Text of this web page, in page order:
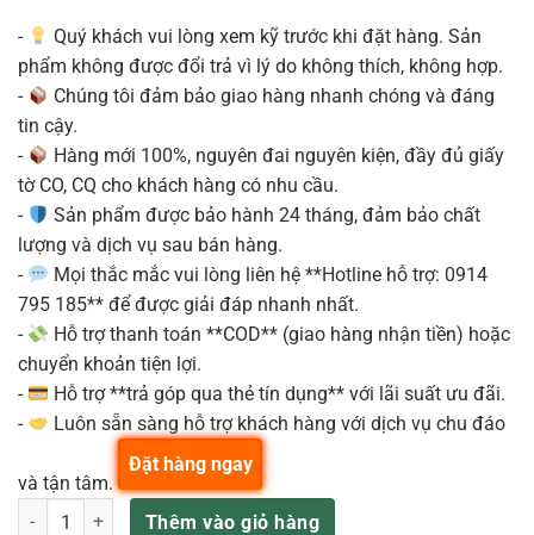
-
Quý khách vui lòng xem kỹ trước khi đặt hàng. Sản
phẩm không được đổi trả vì lý do không thích, không hợp.
-
Chúng tôi đảm bảo giao hàng nhanh chóng và đáng
tin cậy.
-
Hàng mới 100%, nguyên đai nguyên kiện, đầy đủ giấy
tờ CO, CQ cho khách hàng có nhu cầu.
-
Sản phẩm được bảo hành 24 tháng, đảm bảo chất
lượng và dịch vụ sau bán hàng.
-
Mọi thắc mắc vui lòng liên hệ **Hotline hỗ trợ: 0914
795 185** để được giải đáp nhanh nhất.
-
Hỗ trợ thanh toán **COD** (giao hàng nhận tiền) hoặc
chuyển khoản tiện lợi.
-
Hỗ trợ **trả góp qua thẻ tín dụng** với lãi suất ưu đãi.
-
Luôn sẵn sàng hỗ trợ khách hàng với dịch vụ chu đáo
và tận tâm.
Thunder P32 IP – Đèn Chớp Mitek & HBK số lượng
Thêm vào giỏ hàng
Đặt hàng ngay